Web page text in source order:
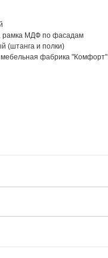
МДФ по фасадам
(штанга и полки)
мебельная фабрика "Комфорт"